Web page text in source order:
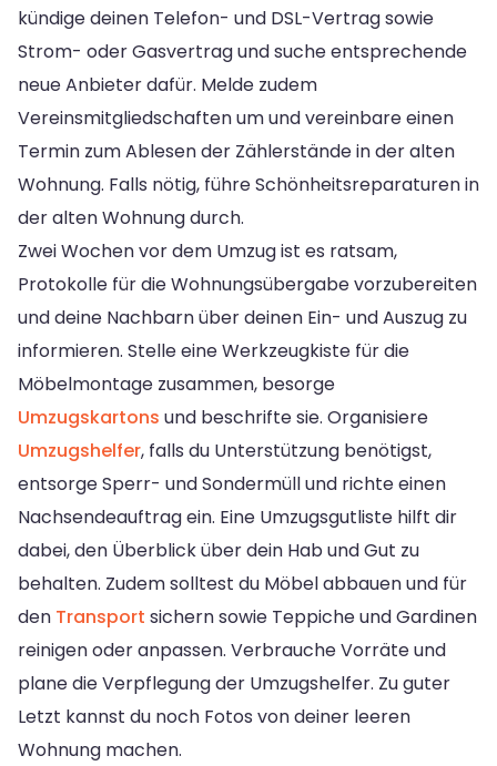
kündige deinen Telefon- und DSL-Vertrag sowie
Strom- oder Gasvertrag und suche entsprechende
neue Anbieter dafür. Melde zudem
Vereinsmitgliedschaften um und vereinbare einen
Termin zum Ablesen der Zählerstände in der alten
Wohnung. Falls nötig, führe Schönheitsreparaturen in
der alten Wohnung durch.
Zwei Wochen vor dem Umzug ist es ratsam,
Protokolle für die Wohnungsübergabe vorzubereiten
und deine Nachbarn über deinen Ein- und Auszug zu
informieren. Stelle eine Werkzeugkiste für die
Möbelmontage zusammen, besorge
Umzugskartons und beschrifte sie. Organisiere
Umzugshelfer, falls du Unterstützung benötigst,
entsorge Sperr- und Sondermüll und richte einen
Nachsendeauftrag ein. Eine Umzugsgutliste hilft dir
dabei, den Überblick über dein Hab und Gut zu
behalten. Zudem solltest du Möbel abbauen und für
den Transport sichern sowie Teppiche und Gardinen
reinigen oder anpassen. Verbrauche Vorräte und
plane die Verpflegung der Umzugshelfer. Zu guter
Letzt kannst du noch Fotos von deiner leeren
Wohnung machen.